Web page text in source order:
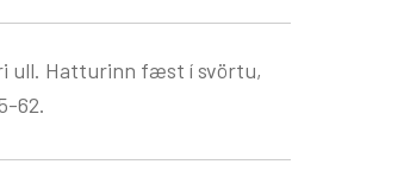
ull. Hatturinn fæst í svörtu,
62.